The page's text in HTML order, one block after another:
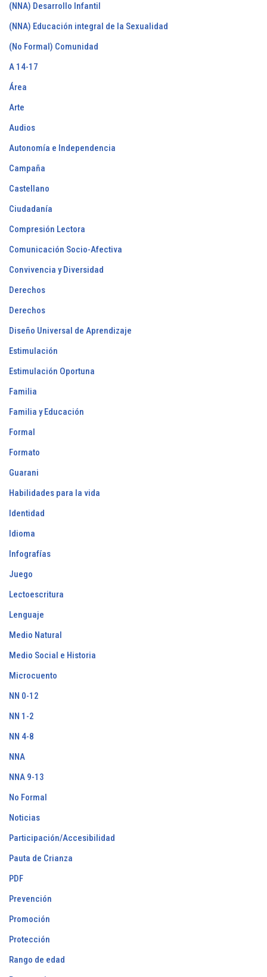
(NNA) Desarrollo Infantil
(NNA) Educación integral de la Sexualidad
(No Formal) Comunidad
A 14-17
Área
Arte
Audios
Autonomía e Independencia
Campaña
Castellano
Ciudadanía
Compresión Lectora
Comunicación Socio-Afectiva
Convivencia y Diversidad
Derechos
Derechos
Diseño Universal de Aprendizaje
Estimulación
Estimulación Oportuna
Familia
Familia y Educación
Formal
Formato
Guarani
Habilidades para la vida
Identidad
Idioma
Infografías
Juego
Lectoescritura
Lenguaje
Medio Natural
Medio Social e Historia
Microcuento
NN 0-12
NN 1-2
NN 4-8
NNA
NNA 9-13
No Formal
Noticias
Participación/Accesibilidad
Pauta de Crianza
PDF
Prevención
Promoción
Protección
Rango de edad